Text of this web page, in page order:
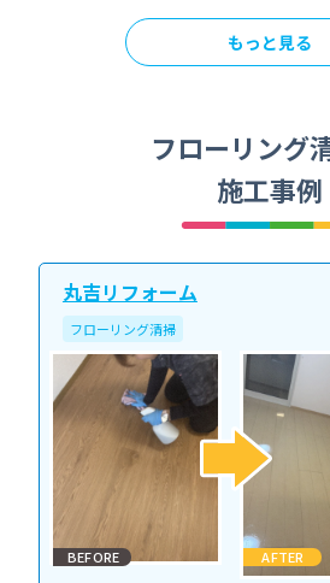
もっと見る
フローリング
施工事例
丸吉リフォーム
フローリング清掃
BEFORE AFTER